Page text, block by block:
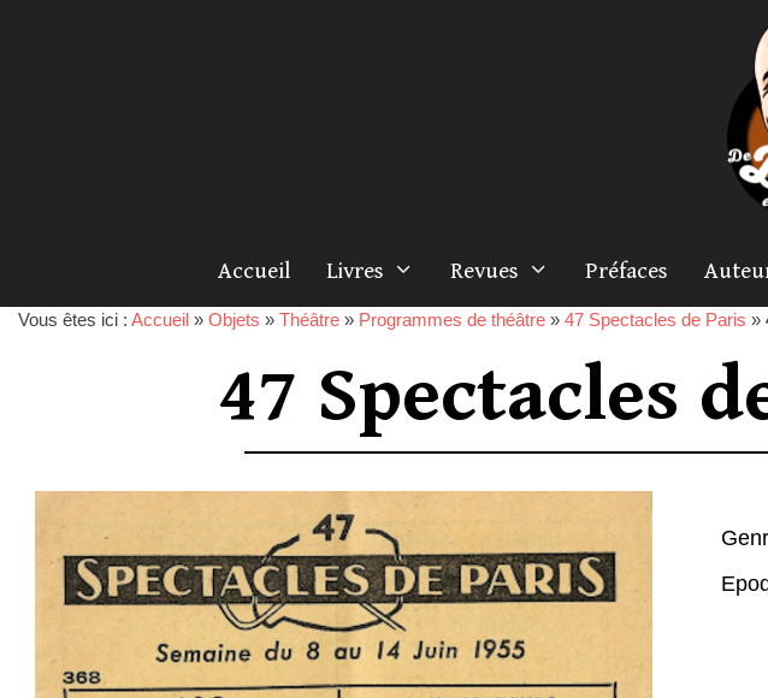
Accueil Livres Revues Préfaces
Vous êtes ici : Accueil » Objets » Théâtre » Programmes de théâtre » 47 Spectacles de Paris »
47 Spectacles